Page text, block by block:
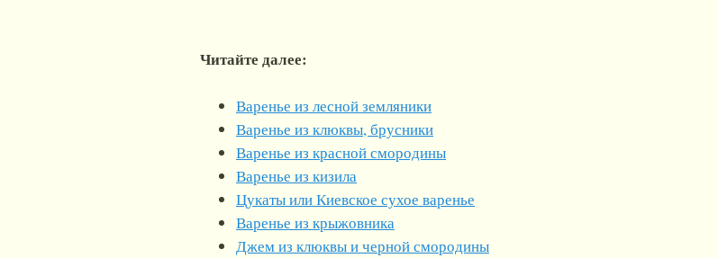
Читайте далее:
Варенье из лесной земляники
Варенье из клюквы, брусники
Варенье из красной смородины
Варенье из кизила
Цукаты или Киевское сухое варенье
Варенье из крыжовника
Джем из клюквы и черной смородины